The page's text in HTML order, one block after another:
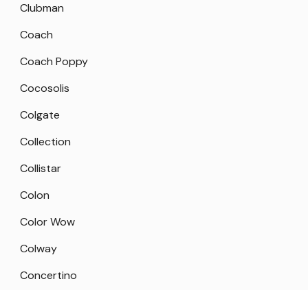
Clubman
Coach
Coach Poppy
Cocosolis
Colgate
Collection
Collistar
Colon
Color Wow
Colway
Concertino